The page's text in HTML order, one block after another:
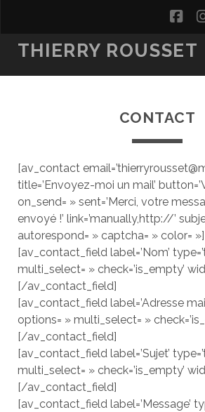
THIERRY ROUSSET
CONTACT
[av_contact
title=’Envoyez-moi un mail’
on_send= » sent=’Merci, votre
envoyé !’ link=’manually,http://’
autorespond= » captcha= » color= »]
[av_contact_field label=’Nom’
multi_select= » check=’is_empty’
[/av_contact_field]
[av_contact_field label=’Adresse
options= » multi_select= »
[/av_contact_field]
[av_contact_field label=’Sujet’
multi_select= » check=’is_empty’
[/av_contact_field]
[av_contact_field label=’Message’